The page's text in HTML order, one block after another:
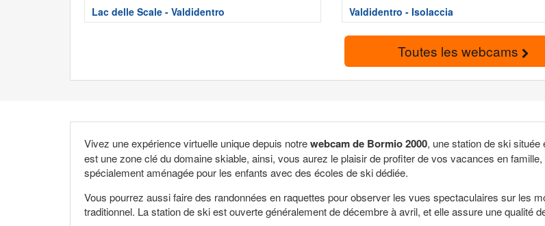
Lac delle Scale - Valdidentro Valdidentro - Isolaccia
Toutes les webcams
Vivez une expérience virtuelle unique depuis notrewebcam de Bormio 2000, une station de ski située
est une zone clé du domaine skiable, ainsi, vous aurez le plaisir de profiter de vos vacances en
spécialement aménagée pour les enfants avec des écoles de ski dédiée.
Vous pourrez aussi faire des randonnées en raquettes pour observer les vues spectaculaires sur les
traditionnel. La station de ski est ouverte généralement de décembre à avril, et elle assure une qualité